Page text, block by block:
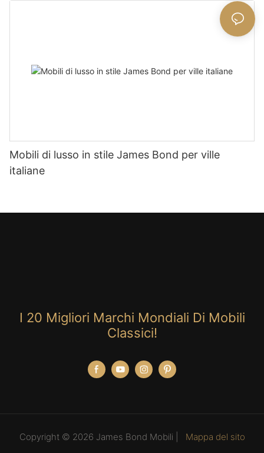
Mobili di lusso in stile James Bond per ville
italiane
I 20 Migliori Marchi Mondiali Di Mobili
Classici!
Copyright © 2026 James Bond Mobili | Mappa del sito